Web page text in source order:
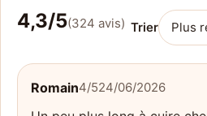
4,3/5(324 avis) Trier
Romain4/524/06/2026